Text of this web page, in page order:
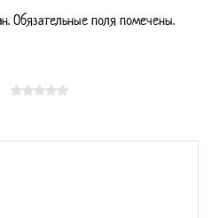
Обязательные поля помечены.